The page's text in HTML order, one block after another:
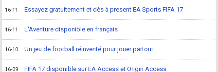
16-11 Essayez gratuitement et dès à present EA Sports FIFA 17
16-11 L'Aventure disponible en français
16-10 Un jeu de football réinventé pour jouer partout
16-09 FIFA 17 disponible sur EA Access et Origin Access